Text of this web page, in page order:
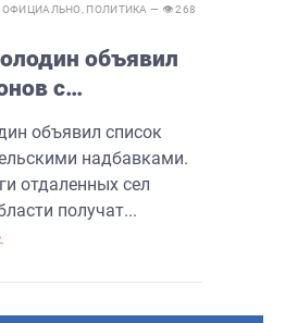
ОФИЦИАЛЬНО ПОЛИТИКА — 👁 268
объявил
с
объявил список
надбавками.
отдаленных сел
получат...